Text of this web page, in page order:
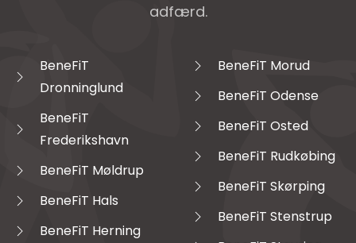
adfærd.
BeneFiT
Dronninglund
BeneFiT
Frederikshavn
BeneFiT Møldrup
BeneFiT Hals
BeneFiT Herning
BeneFiT Morud
BeneFiT Odense
BeneFiT Osted
BeneFiT Rudkøbing
BeneFiT Skørping
BeneFiT Stenstrup